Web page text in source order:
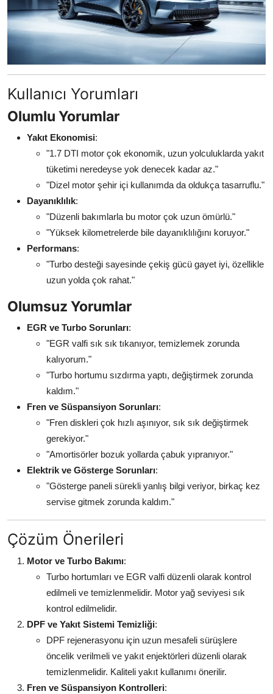
Kullanıcı Yorumları
Olumlu Yorumlar
Yakıt Ekonomisi:
"1.7 DTI motor çok ekonomik, uzun yolculuklarda yakıt
tüketimi neredeyse yok denecek kadar az."
"Dizel motor şehir içi kullanımda da oldukça tasarruflu."
Dayanıklılık:
"Düzenli bakımlarla bu motor çok uzun ömürlü."
"Yüksek kilometrelerde bile dayanıklılığını koruyor."
Performans:
"Turbo desteği sayesinde çekiş gücü gayet iyi, özellikle
uzun yolda çok rahat."
Olumsuz Yorumlar
EGR ve Turbo Sorunları:
"EGR valfi sık sık tıkanıyor, temizlemek zorunda
kalıyorum."
"Turbo hortumu sızdırma yaptı, değiştirmek zorunda
kaldım."
Fren ve Süspansiyon Sorunları:
"Fren diskleri çok hızlı aşınıyor, sık sık değiştirmek
gerekiyor."
"Amortisörler bozuk yollarda çabuk yıpranıyor."
Elektrik ve Gösterge Sorunları:
"Gösterge paneli sürekli yanlış bilgi veriyor, birkaç kez
servise gitmek zorunda kaldım."
Çözüm Önerileri
Motor ve Turbo Bakımı:
Turbo hortumları ve EGR valfi düzenli olarak kontrol
edilmeli ve temizlenmelidir. Motor yağ seviyesi sık
kontrol edilmelidir.
DPF ve Yakıt Sistemi Temizliği:
DPF rejenerasyonu için uzun mesafeli sürüşlere
öncelik verilmeli ve yakıt enjektörleri düzenli olarak
temizlenmelidir. Kaliteli yakıt kullanımı önerilir.
Fren ve Süspansiyon Kontrolleri: